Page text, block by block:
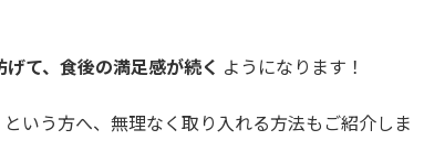
て、食後の満足感が続く ようになります！
という方へ、無理なく取り入れる方法もご紹介しま